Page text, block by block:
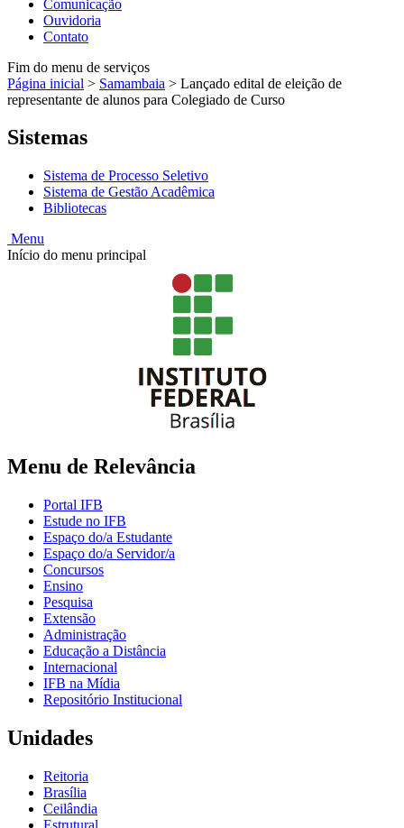
Comunicação
Ouvidoria
Contato
Fim do menu de serviços
Página inicial > Samambaia > Lançado edital de eleição de
representante de alunos para Colegiado de Curso
Sistemas
Sistema de Processo Seletivo
Sistema de Gestão Acadêmica
Bibliotecas
Menu
Início do menu principal
Menu de Relevância
Portal IFB
Estude no IFB
Espaço do/a Estudante
Espaço do/a Servidor/a
Concursos
Ensino
Pesquisa
Extensão
Administração
Educação a Distância
Internacional
IFB na Mídia
Repositório Institucional
Unidades
Reitoria
Brasília
Ceilândia
Estrutural